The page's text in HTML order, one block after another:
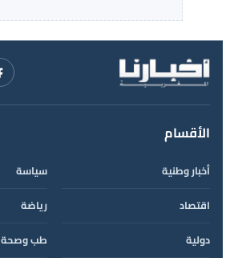
الأقسام
أخبار وطنية
سياسة
اقتصاد
رياضة
دولية
طب وصحة